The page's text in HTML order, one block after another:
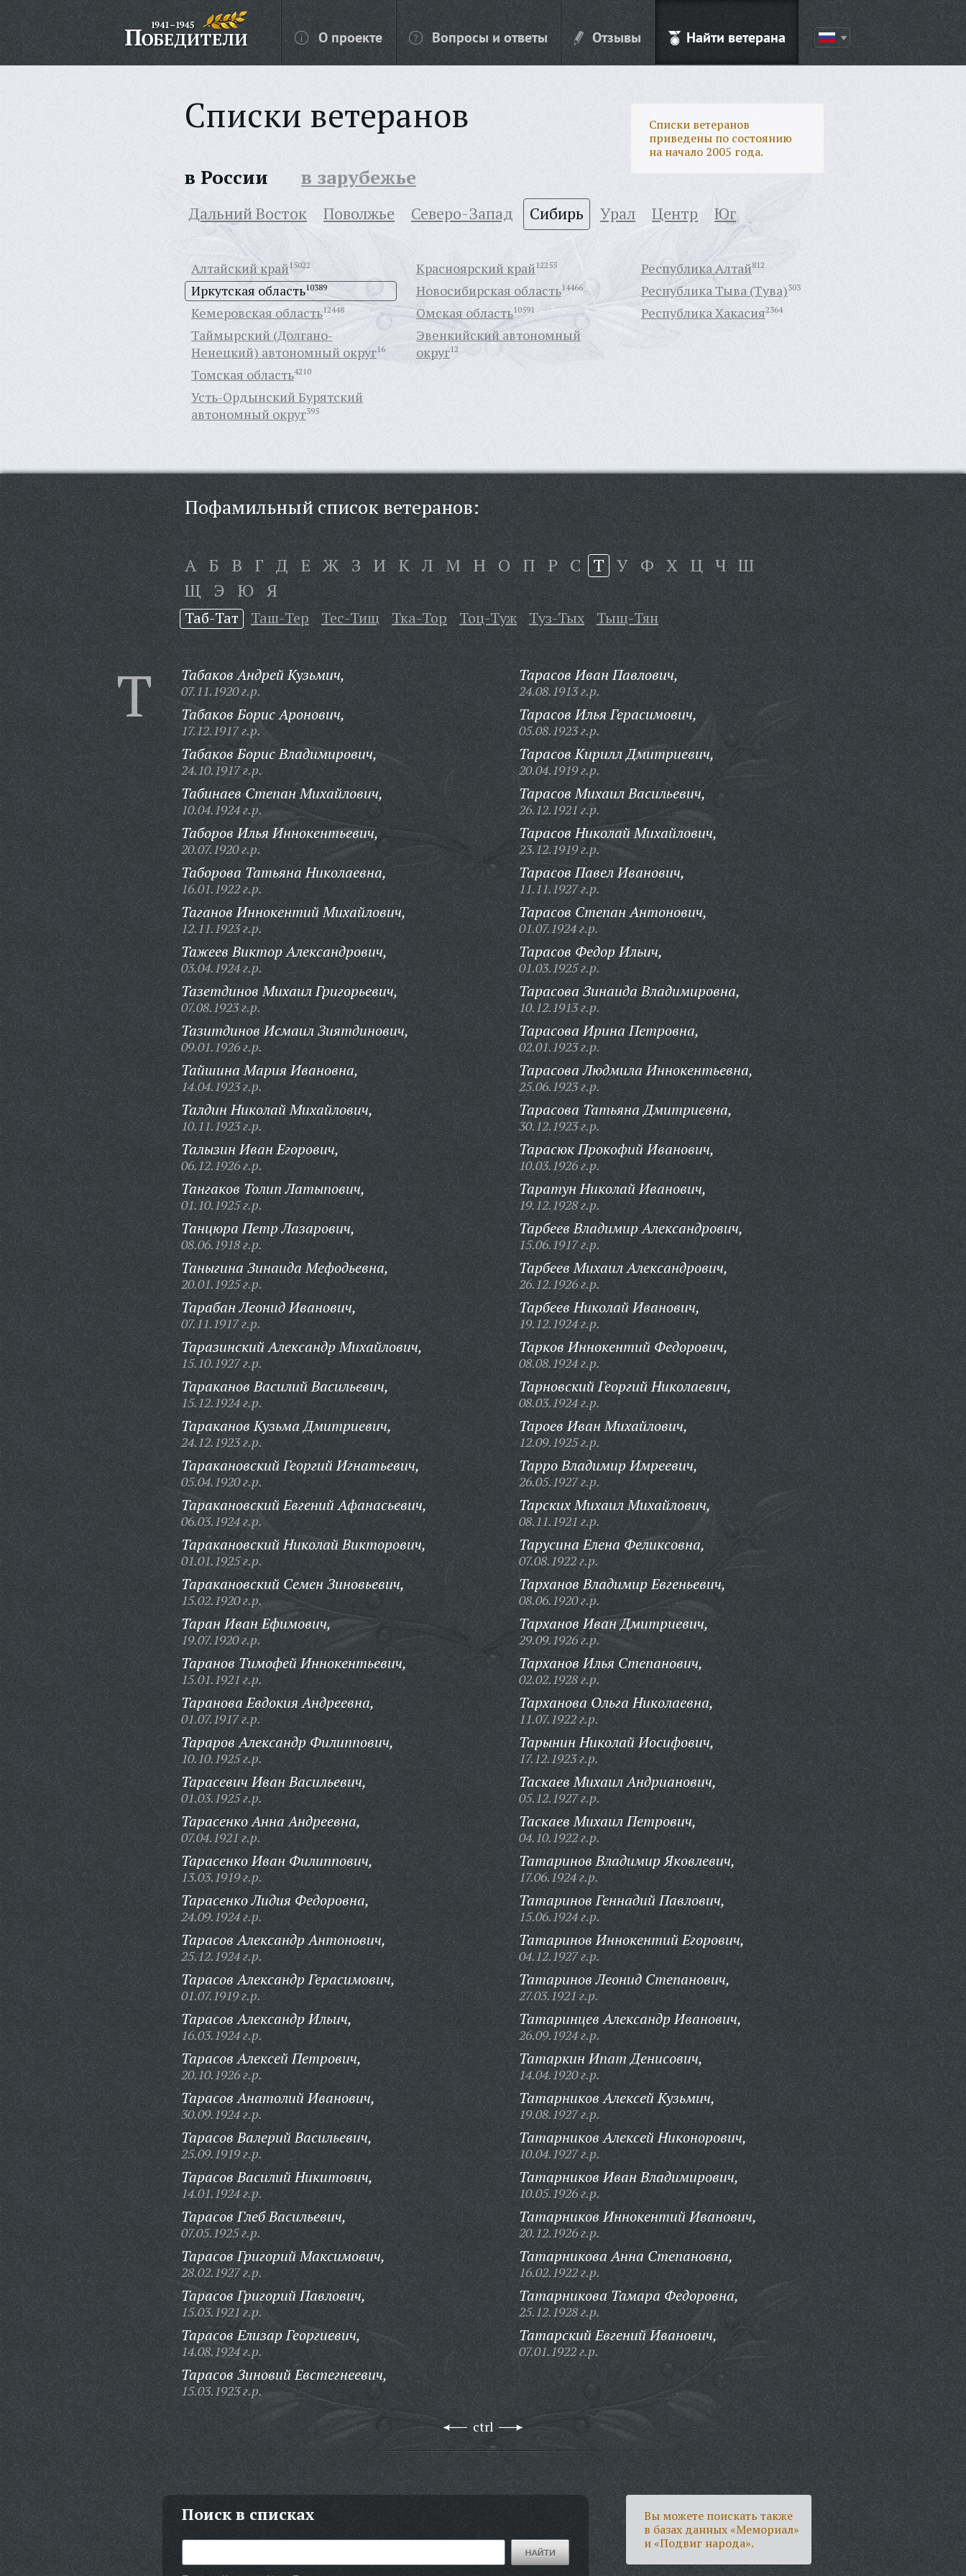
О проекте Вопросы и ответы Отзывы Найти ветерана
Списки ветеранов
Списки ветеранов
приведены по состоянию
на начало 2005 года.
в России в зарубежье
Дальний Восток Поволжье Северо-Запад Сибирь Урал Центр Юг
Алтайский край15022
Иркутская область10389
Кемеровская область12448
Красноярский край12255
Новосибирская область14466
Омская область10591
Республика Алтай812
Республика Тыва (Тува)303
Республика Хакасия2364
Таймырский (Долгано-
Ненецкий) автономный округ16
Томская область4210
Усть-Ордынский Бурятский
автономный округ395
Эвенкийский автономный
округ12
Пофамильный список ветеранов:
А Б В Г Д Е Ж З И К Л М Н О П Р С Т У Ф Х Ц Ч Ш
Щ Э Ю Я
Таб-Тат Таш-Тер Тес-Тищ Тка-Тор Тоц-Туж Туз-Тых Тыщ-Тян
Т Табаков Андрей Кузьмич,
07.11.1920 г.р.
Табаков Борис Аронович,
17.12.1917 г.р.
Табаков Борис Владимирович,
24.10.1917 г.р.
Табинаев Степан Михайлович,
10.04.1924 г.р.
Таборов Илья Иннокентьевич,
20.07.1920 г.р.
Таборова Татьяна Николаевна,
16.01.1922 г.р.
Таганов Иннокентий Михайлович,
12.11.1923 г.р.
Тажеев Виктор Александрович,
03.04.1924 г.р.
Тазетдинов Михаил Григорьевич,
07.08.1923 г.р.
Тазитдинов Исмаил Зиятдинович,
09.01.1926 г.р.
Тайшина Мария Ивановна,
14.04.1923 г.р.
Талдин Николай Михайлович,
10.11.1923 г.р.
Талызин Иван Егорович,
06.12.1926 г.р.
Тангаков Толип Латыпович,
01.10.1925 г.р.
Танцюра Петр Лазарович,
08.06.1918 г.р.
Таныгина Зинаида Мефодьевна,
20.01.1925 г.р.
Тарабан Леонид Иванович,
07.11.1917 г.р.
Таразинский Александр Михайлович,
15.10.1927 г.р.
Тараканов Василий Васильевич,
15.12.1924 г.р.
Тараканов Кузьма Дмитриевич,
24.12.1923 г.р.
Таракановский Георгий Игнатьевич,
05.04.1920 г.р.
Таракановский Евгений Афанасьевич,
06.03.1924 г.р.
Таракановский Николай Викторович,
01.01.1925 г.р.
Таракановский Семен Зиновьевич,
15.02.1920 г.р.
Таран Иван Ефимович,
19.07.1920 г.р.
Таранов Тимофей Иннокентьевич,
15.01.1921 г.р.
Таранова Евдокия Андреевна,
01.07.1917 г.р.
Тараров Александр Филиппович,
10.10.1925 г.р.
Тарасевич Иван Васильевич,
01.03.1925 г.р.
Тарасенко Анна Андреевна,
07.04.1921 г.р.
Тарасенко Иван Филиппович,
13.03.1919 г.р.
Тарасенко Лидия Федоровна,
24.09.1924 г.р.
Тарасов Александр Антонович,
25.12.1924 г.р.
Тарасов Александр Герасимович,
01.07.1919 г.р.
Тарасов Александр Ильич,
16.03.1924 г.р.
Тарасов Алексей Петрович,
20.10.1926 г.р.
Тарасов Анатолий Иванович,
30.09.1924 г.р.
Тарасов Валерий Васильевич,
25.09.1919 г.р.
Тарасов Василий Никитович,
14.01.1924 г.р.
Тарасов Глеб Васильевич,
07.05.1925 г.р.
Тарасов Григорий Максимович,
28.02.1927 г.р.
Тарасов Григорий Павлович,
15.03.1921 г.р.
Тарасов Елизар Георгиевич,
14.08.1924 г.р.
Тарасов Зиновий Евстегнеевич,
15.03.1923 г.р.
Тарасов Иван Павлович,
24.08.1913 г.р.
Тарасов Илья Герасимович,
05.08.1923 г.р.
Тарасов Кирилл Дмитриевич,
20.04.1919 г.р.
Тарасов Михаил Васильевич,
26.12.1921 г.р.
Тарасов Николай Михайлович,
23.12.1919 г.р.
Тарасов Павел Иванович,
11.11.1927 г.р.
Тарасов Степан Антонович,
01.07.1924 г.р.
Тарасов Федор Ильич,
01.03.1925 г.р.
Тарасова Зинаида Владимировна,
10.12.1913 г.р.
Тарасова Ирина Петровна,
02.01.1923 г.р.
Тарасова Людмила Иннокентьевна,
25.06.1923 г.р.
Тарасова Татьяна Дмитриевна,
30.12.1923 г.р.
Тарасюк Прокофий Иванович,
10.03.1926 г.р.
Таратун Николай Иванович,
19.12.1928 г.р.
Тарбеев Владимир Александрович,
15.06.1917 г.р.
Тарбеев Михаил Александрович,
26.12.1926 г.р.
Тарбеев Николай Иванович,
19.12.1924 г.р.
Тарков Иннокентий Федорович,
08.08.1924 г.р.
Тарновский Георгий Николаевич,
08.03.1924 г.р.
Тароев Иван Михайлович,
12.09.1925 г.р.
Тарро Владимир Имреевич,
26.05.1927 г.р.
Тарских Михаил Михайлович,
08.11.1921 г.р.
Тарусина Елена Феликсовна,
07.08.1922 г.р.
Тарханов Владимир Евгеньевич,
08.06.1920 г.р.
Тарханов Иван Дмитриевич,
29.09.1926 г.р.
Тарханов Илья Степанович,
02.02.1928 г.р.
Тарханова Ольга Николаевна,
11.07.1922 г.р.
Тарынин Николай Иосифович,
17.12.1923 г.р.
Таскаев Михаил Андрианович,
05.12.1927 г.р.
Таскаев Михаил Петрович,
04.10.1922 г.р.
Татаринов Владимир Яковлевич,
17.06.1924 г.р.
Татаринов Геннадий Павлович,
15.06.1924 г.р.
Татаринов Иннокентий Егорович,
04.12.1927 г.р.
Татаринов Леонид Степанович,
27.03.1921 г.р.
Татаринцев Александр Иванович,
26.09.1924 г.р.
Татаркин Ипат Денисович,
14.04.1920 г.р.
Татарников Алексей Кузьмич,
19.08.1927 г.р.
Татарников Алексей Никонорович,
10.04.1927 г.р.
Татарников Иван Владимирович,
10.05.1926 г.р.
Татарников Иннокентий Иванович,
20.12.1926 г.р.
Татарникова Анна Степановна,
16.02.1922 г.р.
Татарникова Тамара Федоровна,
25.12.1928 г.р.
Татарский Евгений Иванович,
07.01.1922 г.р.
ctrl
Поиск в списках
Вы можете поискать также
в базах данных «Мемориал»
и «Подвиг народа».